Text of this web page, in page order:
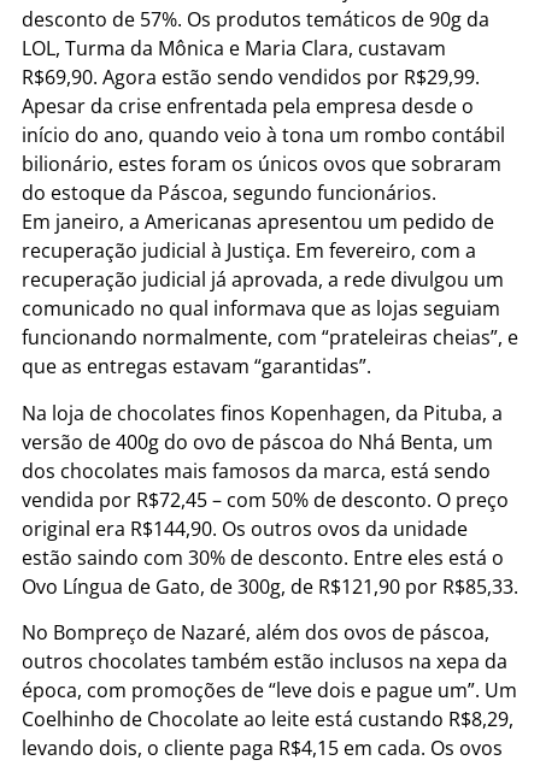
desconto de 57%. Os produtos temáticos de 90g da
LOL, Turma da Mônica e Maria Clara, custavam
R$69,90. Agora estão sendo vendidos por R$29,99.
Apesar da crise enfrentada pela empresa desde o
início do ano, quando veio à tona um rombo contábil
bilionário, estes foram os únicos ovos que sobraram
do estoque da Páscoa, segundo funcionários.
Em janeiro, a Americanas apresentou um pedido de
recuperação judicial à Justiça. Em fevereiro, com a
recuperação judicial já aprovada, a rede divulgou um
comunicado no qual informava que as lojas seguiam
funcionando normalmente, com “prateleiras cheias”, e
que as entregas estavam “garantidas”.
Na loja de chocolates finos Kopenhagen, da Pituba, a
versão de 400g do ovo de páscoa do Nhá Benta, um
dos chocolates mais famosos da marca, está sendo
vendida por R$72,45 – com 50% de desconto. O preço
original era R$144,90. Os outros ovos da unidade
estão saindo com 30% de desconto. Entre eles está o
Ovo Língua de Gato, de 300g, de R$121,90 por R$85,33.
No Bompreço de Nazaré, além dos ovos de páscoa,
outros chocolates também estão inclusos na xepa da
época, com promoções de “leve dois e pague um”. Um
Coelhinho de Chocolate ao leite está custando R$8,29,
levando dois, o cliente paga R$4,15 em cada. Os ovos